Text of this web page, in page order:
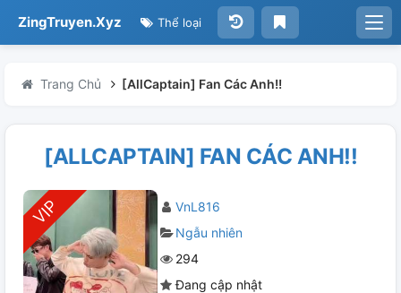
ZingTruyen.Xyz Thể loại
Trang Chủ [AllCaptain] Fan Các Anh!!
[ALLCAPTAIN] FAN CÁC ANH!!
VnL816
Ngẫu nhiên
294
Đang cập nhật